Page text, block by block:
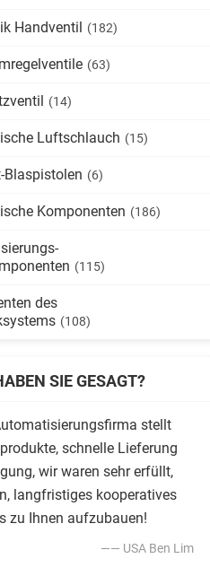
Handventil (182)
(63)
(14)
Luftschlauch (15)
Blaspistolen (6)
Komponenten (186)
(115)
des
(108)
SIE GESAGT?
stellt
schnelle Lieferung
wir waren sehr erfüllt,
langfristiges kooperatives
zu Ihnen aufzubauen!
—— USA Ben Lim